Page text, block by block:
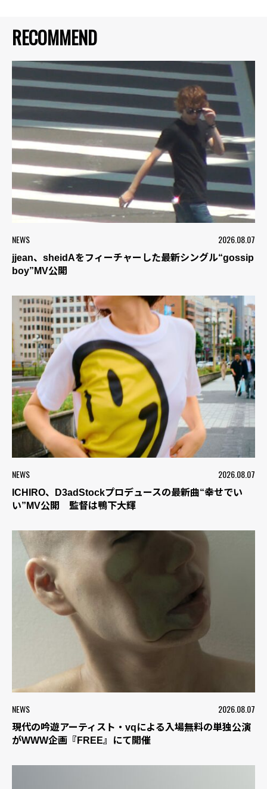
RECOMMEND
NEWS 2026.08.07
jjean、sheidAをフィーチャーした最新シングル“gossip
boy”MV公開
NEWS 2026.08.07
ICHIRO、D3adStockプロデュースの最新曲“幸せでい
い”MV公開 監督は鴨下大輝
NEWS 2026.08.07
現代の吟遊アーティスト・vqによる入場無料の単独公演
がWWW企画『FREE』にて開催